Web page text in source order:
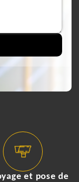
et pose de